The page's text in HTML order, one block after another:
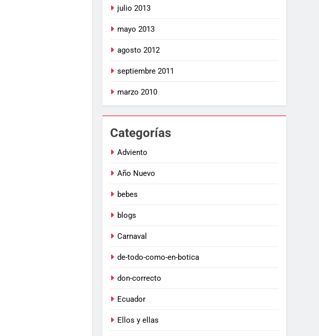
julio 2013
mayo 2013
agosto 2012
septiembre 2011
marzo 2010
Categorías
Adviento
Año Nuevo
bebes
blogs
Carnaval
de-todo-como-en-botica
don-correcto
Ecuador
Ellos y ellas